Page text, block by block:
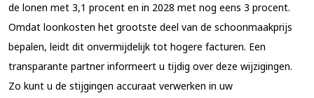
de lonen met 3,1 procent en in 2028 met nog eens 3 procent.
Omdat loonkosten het grootste deel van de schoonmaakprijs
bepalen, leidt dit onvermijdelijk tot hogere facturen. Een
transparante partner informeert u tijdig over deze wijzigingen.
Zo kunt u de stijgingen accuraat verwerken in uw